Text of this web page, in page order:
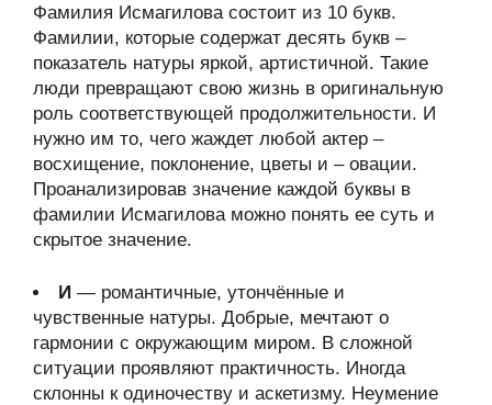
Фамилия Исмагилова состоит из 10 букв.
Фамилии, которые содержат десять букв –
показатель натуры яркой, артистичной. Такие
люди превращают свою жизнь в оригинальную
роль соответствующей продолжительности. И
нужно им то, чего жаждет любой актер –
восхищение, поклонение, цветы и – овации.
Проанализировав значение каждой буквы в
фамилии Исмагилова можно понять ее суть и
скрытое значение.
И — романтичные, утончённые и
чувственные натуры. Добрые, мечтают о
гармонии с окружающим миром. В сложной
ситуации проявляют практичность. Иногда
склонны к одиночеству и аскетизму. Неумение